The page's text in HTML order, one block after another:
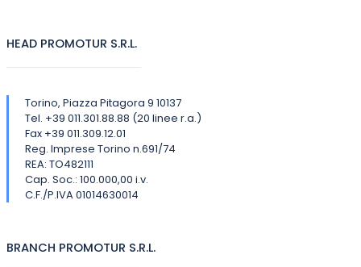
HEAD PROMOTUR S.R.L.
Torino, Piazza Pitagora 9 10137
Tel. +39 011.301.88.88 (20 linee r.a.)
Fax +39 011.309.12.01
Reg. Imprese Torino n.691/74
REA: TO482111
Cap. Soc.: 100.000,00 i.v.
C.F./P.IVA 01014630014
BRANCH PROMOTUR S.R.L.